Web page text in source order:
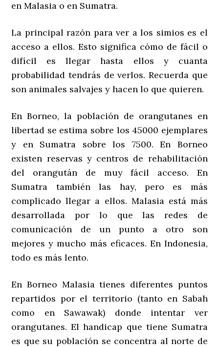
en Malasia o en Sumatra.
La principal razón para ver a los simios es el
acceso a ellos. Esto significa cómo de fácil o
difícil es llegar hasta ellos y cuanta
probabilidad tendrás de verlos. Recuerda que
son animales salvajes y hacen lo que quieren.
En Borneo, la población de orangutanes en
libertad se estima sobre los 45000 ejemplares
y en Sumatra sobre los 7500. En Borneo
existen reservas y centros de rehabilitación
del orangután de muy fácil acceso. En
Sumatra también las hay, pero es más
complicado llegar a ellos. Malasia está más
desarrollada por lo que las redes de
comunicación de un punto a otro son
mejores y mucho más eficaces. En Indonesia,
todo es más lento.
En Borneo Malasia tienes diferentes puntos
repartidos por el territorio (tanto en Sabah
como en Sawawak) donde intentar ver
orangutanes. El handicap que tiene Sumatra
es que su población se concentra al norte de